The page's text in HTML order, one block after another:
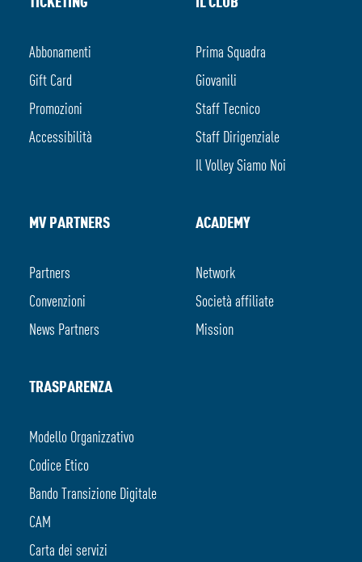
Abbonamenti
Gift Card
Promozioni
Accessibilità
Prima Squadra
Giovanili
Staff Tecnico
Staff Dirigenziale
Il Volley Siamo Noi
MV PARTNERS
Partners
Convenzioni
News Partners
ACADEMY
Network
Società affiliate
Mission
TRASPARENZA
Modello Organizzativo
Codice Etico
Bando Transizione Digitale
CAM
Carta dei servizi